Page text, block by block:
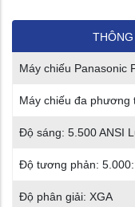
Máy chiếu Panasonic
Máy chiếu đa phương
Độ sáng: 5.500 ANSI
Độ tương phản:
Độ phân giải: XGA